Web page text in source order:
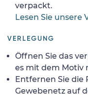
verpackt.
Lesen Sie unsere
VERLEGUNG
Öffnen Sie das
es mit dem Motiv
Entfernen Sie die
Gewebenetz auf